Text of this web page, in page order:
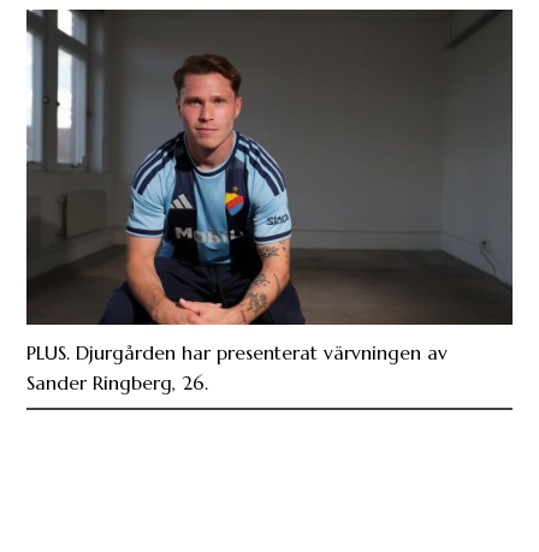
PLUS. Djurgården har presenterat värvningen av
Sander Ringberg, 26.